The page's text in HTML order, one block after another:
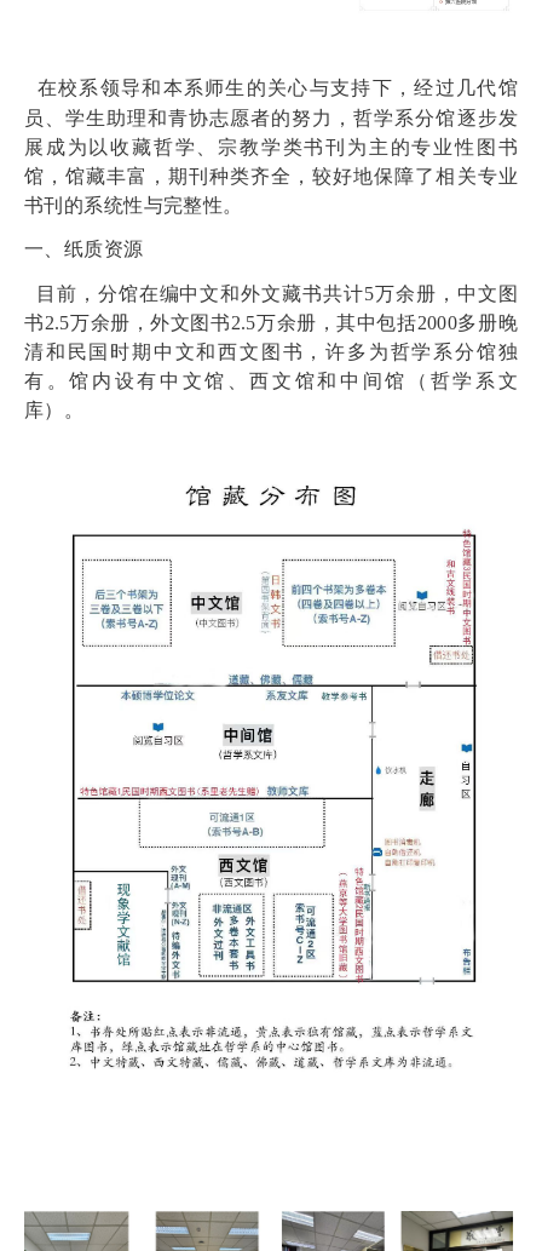
在校系领导和本系师生的关心与支持下，经过几代馆
员、学生助理和青协志愿者的努力，哲学系分馆逐步发
展成为以收藏哲学、宗教学类书刊为主的专业性图书
馆，馆藏丰富，期刊种类齐全，较好地保障了相关专业
书刊的系统性与完整性。
一、纸质资源
目前， 分馆在编中文和外文藏书共计5万余册，中文图
书2.5万余册，外文图书2.5万余册，其中包括2000多册晚
清和民国时期中文和西文图书，许多为哲学系分馆独
有。馆内设有中文馆、西文馆和中间馆（哲学系文
库）。